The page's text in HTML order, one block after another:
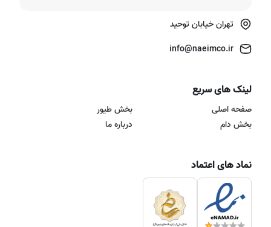
تهران خیابان توحید
لینک های سریع
صفحه اصلی
بخش دام
بخش طیور
درباره ما
نماد های اعتماد